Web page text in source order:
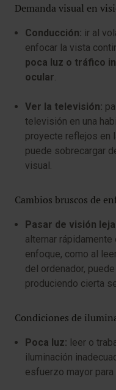
Demanda visual en
Conducción: ir al
enfocar la vista
poca luz o tráfico
ocular.
Ver la televisión:
televisión en una
proyecte reflejos en
puede sobrecargar
visual.
Cambios bruscos de
Pasar de visión
alternar
enfoque, como al
del ordenador,
produciendo cierta
Condiciones de
Poca luz: leer o
iluminación
esfuerzo mayor para